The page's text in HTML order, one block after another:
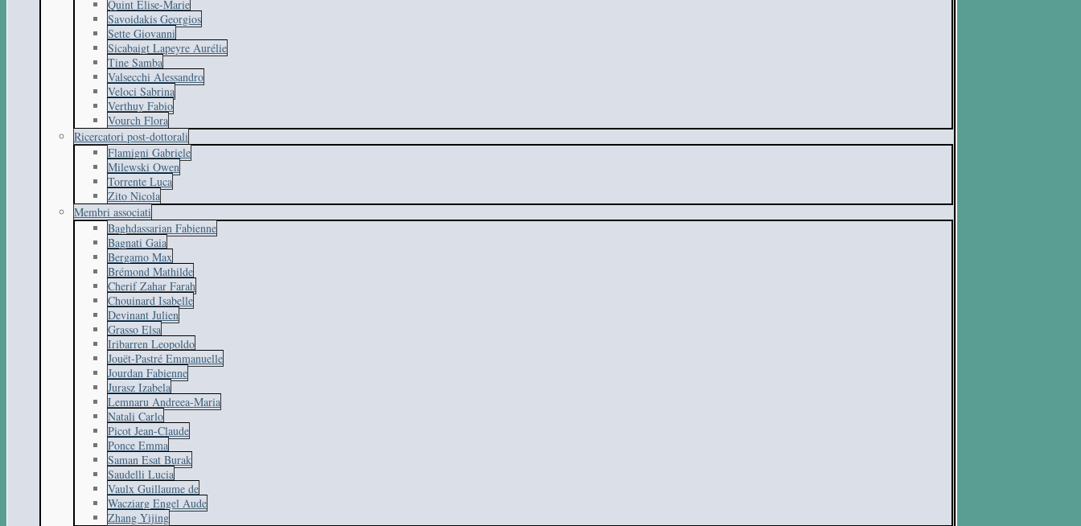
Quint Elise-Marie
Savoidakis Georgios
Sette Giovanni
Sicabaigt Lapeyre Aurélie
Tine Samba
Valsecchi Alessandro
Veloci Sabrina
Verthuy Fabio
Vourch Flora
Ricercatori post-dottorali
Flamigni Gabriele
Milewski Owen
Torrente Luca
Zito Nicola
Membri associati
Baghdassarian Fabienne
Bagnati Gaia
Bergamo Max
Brémond Mathilde
Cherif Zahar Farah
Chouinard Isabelle
Devinant Julien
Grasso Elsa
Iribarren Leopoldo
Jouët-Pastré Emmanuelle
Jourdan Fabienne
Jurasz Izabela
Lemnaru Andreea-Maria
Natali Carlo
Picot Jean-Claude
Ponce Emma
Saman Esat Burak
Saudelli Lucia
Vaulx Guillaume de
Wacziarg Engel Aude
Zhang Yijing